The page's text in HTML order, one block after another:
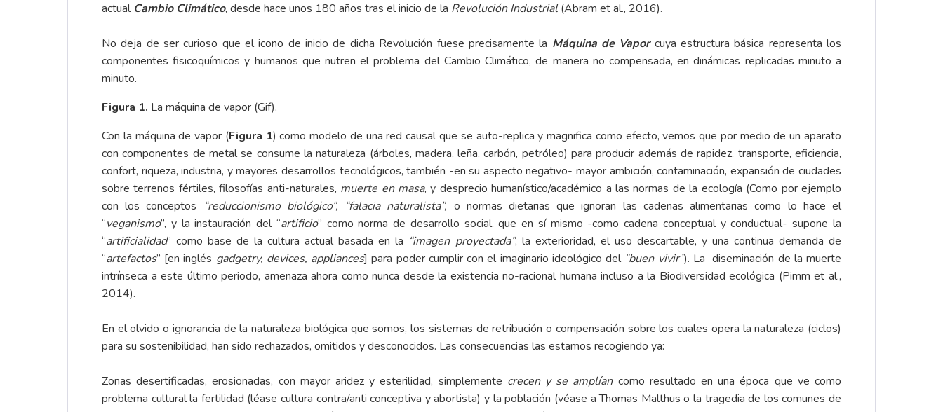
actual Cambio Climático, desde hace unos 180 años tras el inicio de la Revolución Industrial(Abram et al., 2016).
No deja de ser curioso que el icono de inicio de dicha Revolución fuese precisamente la Máquina de Vapor cuya estructura básica representa los
componentes fisicoquímicos y humanos que nutren el problema del Cambio Climático, de manera no compensada, en dinámicas replicadas minuto a
minuto.
Figura 1. La máquina de vapor (Gif).
Con la máquina de vapor (Figura 1) como modelo de una red causal que se auto-replica y magnifica como efecto, vemos que por medio de un aparato
con componentes de metal se consume la naturaleza (árboles, madera, leña, carbón, petróleo) para producir además de rapidez, transporte, eficiencia,
confort, riqueza, industria, y mayores desarrollos tecnológicos, también -en su aspecto negativo- mayor ambición, contaminación, expansión de ciudades
sobre terrenos fértiles, filosofías anti-naturales, muerte en masa, y desprecio humanístico/académico a las normas de la ecología (Como por ejemplo
con los conceptos
“reduccionismo biológico”, “falacia naturalista”, o normas dietarias que ignoran las cadenas alimentarias como lo hace el
“veganismo”, y la instauración del “artificio” como norma de desarrollo social, que en sí mismo -como cadena conceptual y conductual- supone la
“artificialidad” como base de la cultura actual basada en la “imagen proyectada”, la exterioridad, el uso descartable, y una continua demanda de
“artefactos” [en inglés gadgetry, devices, appliances] para poder cumplir con el imaginario ideológico del “buen vivir”). La diseminación de la muerte
intrínseca a este último periodo, amenaza ahora como nunca desde la existencia no-racional humana incluso a la Biodiversidad ecológica (Pimm et al.,
2014).
En el olvido o ignorancia de la naturaleza biológica que somos, los sistemas de retribución o compensación sobre los cuales opera la naturaleza (ciclos)
para su sostenibilidad, han sido rechazados, omitidos y desconocidos. Las consecuencias las estamos recogiendo ya:
Zonas desertificadas, erosionadas, con mayor aridez y esterilidad, simplemente crecen y se amplíancomo resultado en una época que ve como
problema cultural la fertilidad (léase cultura contra/anti conceptiva y abortista) y la población (véase a Thomas Malthus o la tragedia de los comunes de